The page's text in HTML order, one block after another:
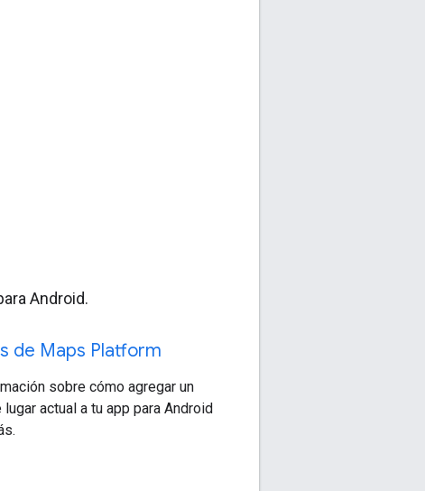
Android.
de Maps Platform
sobre cómo agregar un
actual a tu app para Android